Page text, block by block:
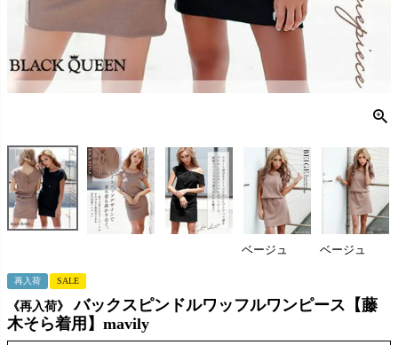
ベージュ ベージュ
再入荷 SALE
《再入荷》
バックスピンドルワッフルワンピース【藤
木そら着用】mavily